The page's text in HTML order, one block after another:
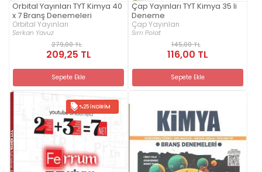
Orbital Yayınları TYT Kimya 40
x 7 Branş Denemeleri
Orbital Yayınları
Serkan Yavuz
279,00 TL
209,25 TL
Sepete Ekle
Çap Yayınları TYT Kimya 35 li
Deneme
Çap Yayınları
Sırrı Polat
145,00 TL
116,00 TL
Sepete Ekle
%25 İNDIRIM